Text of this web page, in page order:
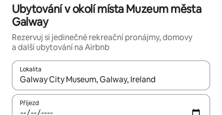
Ubytování v okolí místa Muzeum města
Galway
Rezervuj si jedinečné rekreační pronájmy, domovy
a další ubytování na Airbnb
Lokalita
Až budou výsledky k dispozici, můžeš si je procházet pomocí
Příjezd